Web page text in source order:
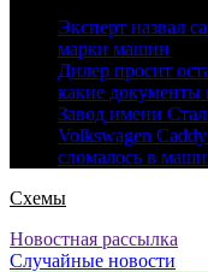
Эксперт назвал
марки машин
Дилер просит
какие документы
Завод имени
Volkswagen
сломалось в
Схемы
Новостная рассылка
Случайные новости